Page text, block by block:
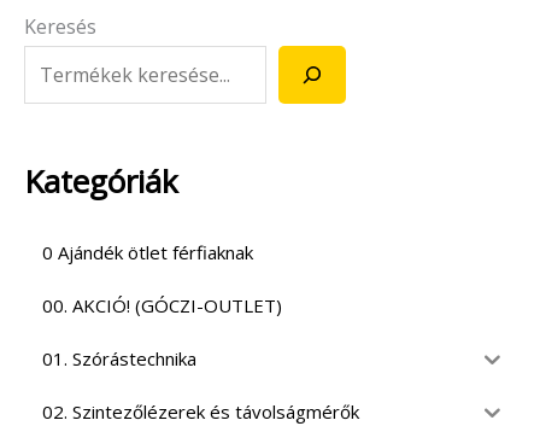
Keresés
Kategóriák
0 Ajándék ötlet férfiaknak
00. AKCIÓ! (GÓCZI-OUTLET)
01. Szórástechnika
02. Szintezőlézerek és távolságmérők